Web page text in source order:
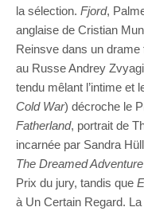
la sélection. Fjord,
anglaise de Cristian
Reinsve dans un drame
au Russe Andrey
tendu mêlant l’intime et
Cold War) décroche le
Fatherland, portrait de
incarnée par Sandra
The Dreamed Adventure
Prix du jury, tandis que
à Un Certain Regard.